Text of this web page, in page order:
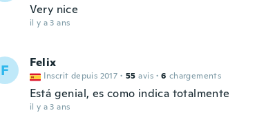
Very nice
il y a 3 ans
F Felix
Inscrit depuis 2017 · 55 avis · 6 chargements
Está genial, es como indica totalmente
il y a 3 ans